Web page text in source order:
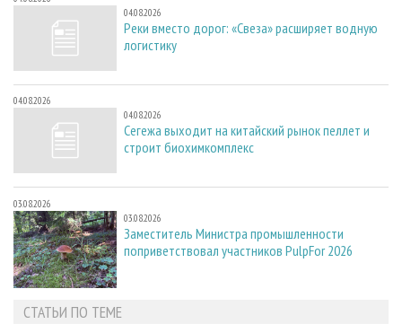
04.08.2026
Реки вместо дорог: «Свеза» расширяет водную
логистику
04.08.2026
04.08.2026
Сегежа выходит на китайский рынок пеллет и
строит биохимкомплекс
03.08.2026
03.08.2026
Заместитель Министра промышленности
поприветствовал участников PulpFor 2026
СТАТЬИ ПО ТЕМЕ